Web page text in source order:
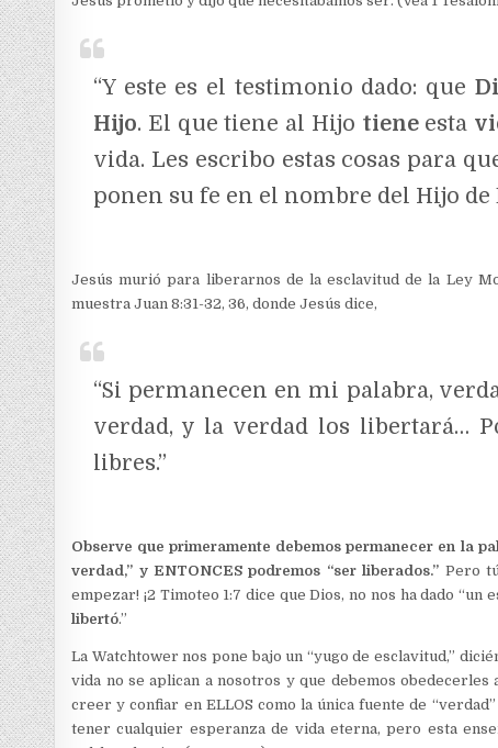
“Y este es el testimonio dado: que
Hijo. El que tiene al Hijo tieneesta
vida. Les escribo estas cosas para
ponen su fe en el nombre del Hijo de
Jesús murió para liberarnos de la esclavitud de la Ley
muestra Juan 8:31-32, 36, donde Jesús dice,
“Si permanecen en mi palabra,
verdad, y la verdad los libertará…
libres.”
Observe que primeramente debemos permanecer en la
verdad,” y ENTONCES podremos “ser liberados.” Pero
empezar! ¡2 Timoteo 1:7 dice que Dios, no nos ha dado “un
libertó.”
La Watchtower nos pone bajo un “yugo de esclavitud,”
vida no se aplican a nosotros y que debemos obedecerles
creer y confiar en ELLOS como la única fuente de
tener cualquier esperanza de vida eterna, pero esta